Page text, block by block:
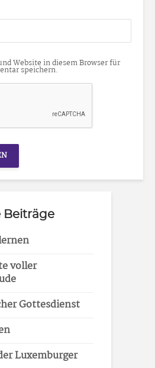
Website in diesem Browser für
speichern.
Beiträge
voller
Gottesdienst
Luxemburger